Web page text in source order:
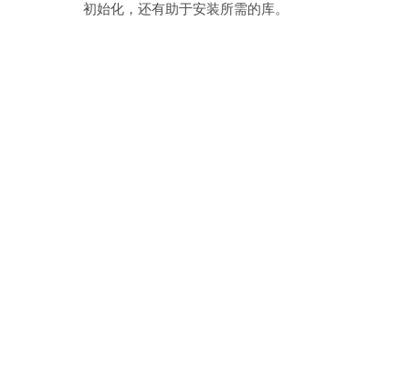
初始化，还有助于安装所需的库。